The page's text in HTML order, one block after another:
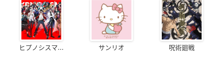
ヒプノシスマ... サンリオ 呪術廻戦